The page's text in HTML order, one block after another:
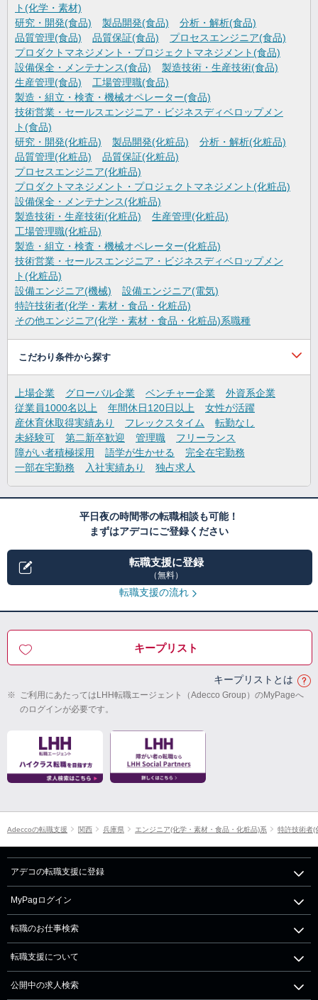
ト(化学・素材)
研究・開発(食品)
製品開発(食品)
分析・解析(食品)
品質管理(食品)
品質保証(食品)
プロセスエンジニア(食品)
プロダクトマネジメント・プロジェクトマネジメント(食品)
設備保全・メンテナンス(食品)
製造技術・生産技術(食品)
生産管理(食品)
工場管理職(食品)
製造・組立・検査・機械オペレーター(食品)
技術営業・セールスエンジニア・ビジネスディベロップメン
ト(食品)
研究・開発(化粧品)
製品開発(化粧品)
分析・解析(化粧品)
品質管理(化粧品)
品質保証(化粧品)
プロセスエンジニア(化粧品)
プロダクトマネジメント・プロジェクトマネジメント(化粧品)
設備保全・メンテナンス(化粧品)
製造技術・生産技術(化粧品)
生産管理(化粧品)
工場管理職(化粧品)
製造・組立・検査・機械オペレーター(化粧品)
技術営業・セールスエンジニア・ビジネスディベロップメン
ト(化粧品)
設備エンジニア(機械)
設備エンジニア(電気)
特許技術者(化学・素材・食品・化粧品)
その他エンジニア(化学・素材・食品・化粧品)系職種
こだわり条件から探す
上場企業 グローバル企業 ベンチャー企業
外資系企業
従業員1000名以上
年間休日120日以上
女性が活躍
産休育休取得実績あり
フレックスタイム
転勤なし
未経験可
第二新卒歓迎 管理職
フリーランス
障がい者積極採用
語学が生かせる
完全在宅勤務
一部在宅勤務
入社実績あり 独占求人
平日夜の時間帯の転職相談も可能！
まずはアデコにご登録ください
転職支援に登録
（無料）
転職支援の流れ
キープリスト
キープリストとは
※ ご利用にあたってはLHH転職エージェント（Adecco Group）のMyPageへ
のログインが必要です。
Adeccoの転職支援 関西 兵庫県 エンジニア(化学・素材・食品・化粧品)系 特許技術者(
アデコの転職支援に登録
MyPagログイン
転職のお仕事検索
転職支援について
公開中の求人検索